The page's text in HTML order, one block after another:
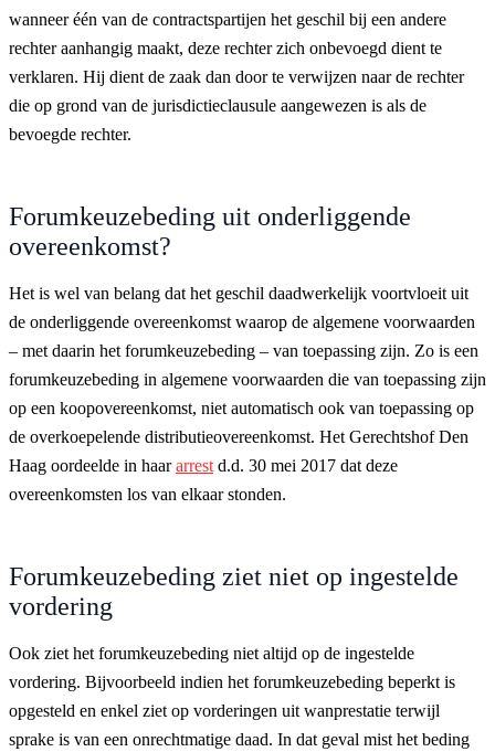
wanneer één van de contractspartijen het geschil bij een andere
rechter aanhangig maakt, deze rechter zich onbevoegd dient te
verklaren. Hij dient de zaak dan door te verwijzen naar de rechter
die op grond van de jurisdictieclausule aangewezen is als de
bevoegde rechter.
Forumkeuzebeding uit onderliggende
overeenkomst?
Het is wel van belang dat het geschil daadwerkelijk voortvloeit uit
de onderliggende overeenkomst waarop de algemene voorwaarden
– met daarin het forumkeuzebeding – van toepassing zijn. Zo is een
forumkeuzebeding in algemene voorwaarden die van toepassing zijn
op een koopovereenkomst, niet automatisch ook van toepassing op
de overkoepelende distributieovereenkomst. Het Gerechtshof Den
Haag oordeelde in haararrest d.d. 30 mei 2017 dat deze
overeenkomsten los van elkaar stonden.
Forumkeuzebeding ziet niet op ingestelde
vordering
Ook ziet het forumkeuzebeding niet altijd op de ingestelde
vordering. Bijvoorbeeld indien het forumkeuzebeding beperkt is
opgesteld en enkel ziet op vorderingen uit wanprestatie terwijl
sprake is van een onrechtmatige daad. In dat geval mist het beding